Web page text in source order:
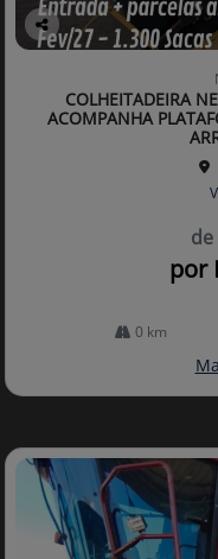
Co
lhe
COLHEITADEIRA
ACOMPANHA
de
por
0 km